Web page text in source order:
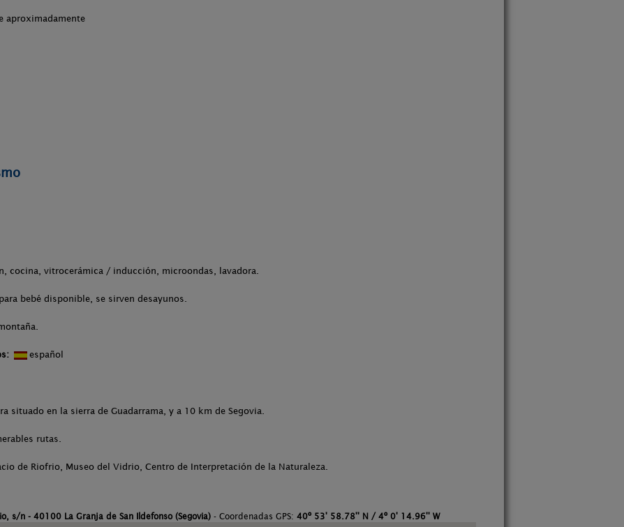
aproximadamente
cocina, vitrocerámica / inducción, microondas, lavadora.
bebé disponible, se sirven desayunos.
español
situado en la sierra de Guadarrama, y a 10 km de Segovia.
rutas.
de Riofrio, Museo del Vidrio, Centro de Interpretación de la Naturaleza.
s/n - 40100 La Granja de San Ildefonso (Segovia)- Coordenadas GPS: 40º 53' 58.78'' N / 4º 0' 14.96'' W